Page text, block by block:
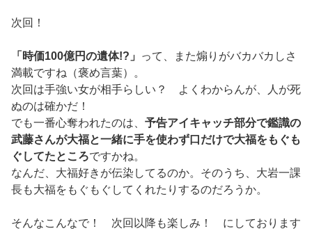
次回！
「時価100億円の遺体!?」
って、また煽りがバカバカしさ
満載ですね（褒め言葉）。
次回は手強い女が相手らしい？ よくわからんが、人が死
ぬのは確かだ！
でも一番心奪われたのは、 予告アイキャッチ部分で鑑識の
武藤さんが大福と一緒に手を使わず口だけで大福をもぐも
ぐしてたところですかね。
なんだ、大福好きが伝染してるのか。そのうち、大岩一課
長も大福をもぐもぐしてくれたりするのだろうか。
そんなこんなで！ 次回以降も楽しみ！ にしております